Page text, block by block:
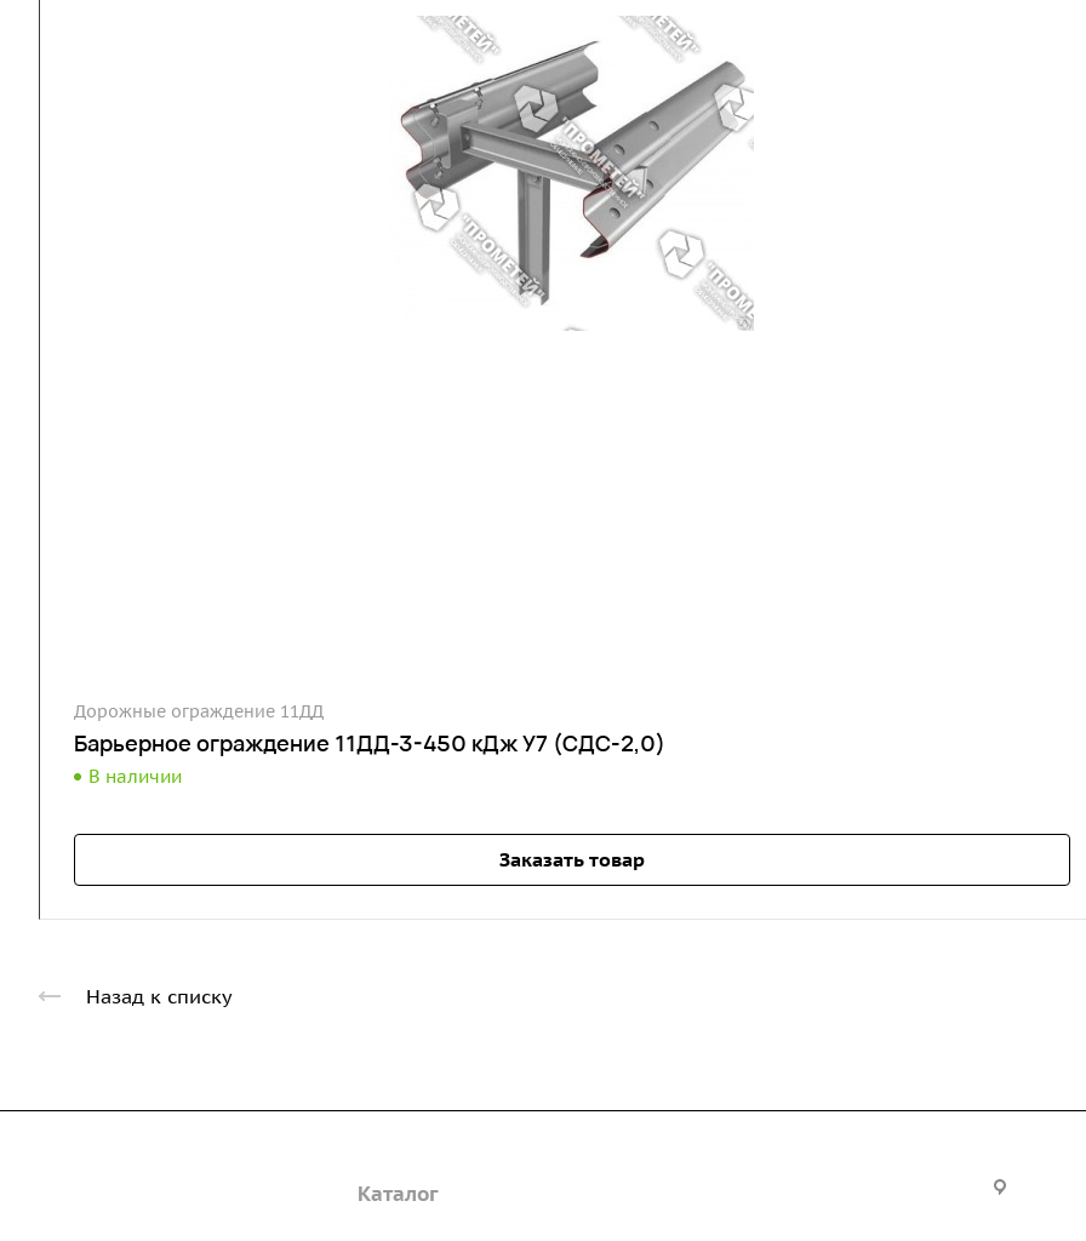
Дорожные ограждение 11ДД
Барьерное ограждение 11ДД-3-450 кДж У7 (СДС-2,0)
В наличии
Заказать товар
Назад к списку
Каталог